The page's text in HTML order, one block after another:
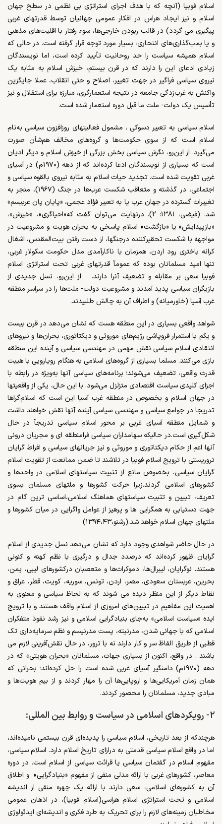
اسلام فوبیا (آنچه که با هدف اجرای استراتژی بی نظمی در سطح جهان
اسلام و نیز ایجاد هراس در افکار عمومی جهانیان توسط قدرتهای غربی
پیگیری می گردد) در قالب ربودن خارجی‌ها، سوء رفتار با اقلیت‌های مذهبی
و یا بمب‌گذاری‌های انتحاری، بسیار مورد توجه قرار گرفته ‌است. در حالی که
اسلام همیشه سیاست را حد روحانیت تأیید کرده است، اما نویسندگان
زیادی ادعای این را دارند که در قرن بیستم، خیزش اسلام به ‌مثابه‌ یک
نیروی سیاسی فراگیر در جهت تغییر، اصلاح و حتی انقلاب، عملا جایگزین
واکنش به غرب‌زدگی جامعه در نتیجه‌ استعمارگری، مبارزه برای استقلال و نیز
تأسیس یک دولت- ملت ما قبل دوره‌ استعمار شده است.
اسلام سیاسی به تعبیر دسوکی ، مشمول فعالیتهای روزافزون سیاسی به‌نام
اسلام است که از سوی حکومت‌ها و گروه‌های مخالف هم‌شأن صورت
می‌گیرد. از این‌رو، نگرش سیاسی بخش بزرگی از خیزش اسلام و دیگر ادیان
است که بسیاری از نویسندگان ادعا کرده‌اند که از دهه‌ (۱۹۷۰م) در آسیای
غربی تقویت شده است. تجدید حیات اسلام به‌ مثابه‌ نیروی بالقوه سیاسی و
اجتماعی، در گذشته و متعاقب شکست عرب‌ها در جنگ (۱۹۶۷)، منجر به
تغییرات گسترده در جهان عرب یا به تعبیر فؤاد عجمی، «پایان پان عربیسم»
شد. (فیضی، ۱۳۸۱: ۲). درنهایت می‌توان گفت که«احیاگری»، ‌«خیزش»،
«بازپیدایش» یا «بازگشت» اسلام پاسخی به بحران هویت و مشروعیت در
مواجهه با شکست تحقیرکننده درجنگها، از دست رفتن بیت‌المقدس، اشغال
کرانه باختری رود اردن، همزمان با ناکارآمدی مدل حکومت سکولار غربی،
تنها امید مسلمانان بوده که عمومآ قدرتهای غربی تحت استراتژی اسلام
فوبیا سعی بر مقابله و تضعیف آنرا دارند. از این‌رو، نسل جدیدی از
بازیگران سیاسی پدید آمدند و مشروعیت دولت- ملت‌ها را در سراسر منطقه
غرب آسیا (خاورمیانه) و اطراف آن به چالش طلبیدند.
شواهد واقعی بسیاری در این منطقه هست که نشان می‌دهد در قرن بیست‌
و ‌یکم با استمرار فروپاشی رژیم‌های موروثی و دیکتاتوری، بحران‌ها و نیروهای
انتقادی اسلام سیاسی نقش مهمی در مهندسی سیاسی و آینده‌ این منطقه
بازی می‌کنند. مسلما بسیاری از گروه‌های اسلامی به هنگام رویارویی با هیبت
قدرت واقعی، تضعیف می‌شوند؛ برنامه‌های سیاسی‌ آنها به‌ویژه در رابطه با
اجزای کلیدی سیاست اقتصادی متزلزل می‌شود. با این حال، ‌یکی از واقعیتها
در جهان اسلام و بخصوص در منطقه غرب آسیا این است که اسلام‌گراها
تدریجا در جوامع سیاسی و مهندسی سیاسی آینده آنها نقش خواهند داشت
و شمایل منطقه آسیای غربی‌ بر محور اسلام سیاسی تدریجآ در حال
شکل‌گیری است.در حالیکه سهامداران سیاسی فرامنطقه ای و مجریان درونی
آنها اعم از حکام دیکتاتوری و موروثی و نیز جریانهای سیاسی و افراط گرایان
تروریستی با ترویج اسلام فوبیا در تلاشند تا ضمن ممانعت از تقویت اسلام
گرایان سیاسی، بخصوص مانع از تثبیت سیاستهای اسلامی در واحدها و
کشورهای اسلامی گردند.زیرا حرکت کشورها و ملتهای مسلمان بسوی
تعریف، تبیین و تثبیت سیاستهای هماهنگ اسلامی،اساسی ترین گام در
جهت دستیابی به همگرایی ها و پرهیز از عوامل واگرایی در میان کشورها و
ملتهای جهان اسلام خواهد شد.(رشنو،۱۳۹۴،۴۳)
در حال حاضر شواهدی وجود دارد که نشان می‌دهد نسل جدیدی از اسلام
گرایان ظهور کرده‌اند که درصدد جدال و درگیری با نظم کهنه و کنونی‌
هستند. نوگرایان، لیبرال‌ها، دموکرات‌ها و متعصبان درکشورهای لیبی، ‌یمن،
بحرین، عربستان سعودی، مصر، اردن، تونس، سوریه، کویت، قطر، عراق و
نقاط دیگر از این منظر دیده می شوند که به لحاظ سیاسی و معنوی به
اهمیت این مفاهیم در تبیین‌های امروزی از اسلام واقف هستند و با ترویج
ایده «سیاست اسلامی» به‌جای بنیادگرایی اسلامی و نیز رشد نفوذ متفکران
اسلامی که با جهانی شدن، مدرنیته، پست مدرنیسم و نظم سرمایه‌داری تک
قطبی از طریق الفاظ سر و کار دارند نه با ترور، در حال نقش‌آفرینی لازم‌ می
باشند . در واقع، اکنون از بسیاری جهات، مسلمانان «بحران هویتی» که در
دهه‌ (۱۹۷۰م) دامنگیر آسیای غربی شده است را حل کرده‌اند؛ بحرانی که
همان زمان آمریکایی‌ها و اروپایی‌ها آن را مهار کردند و از بیم هویت‌ها و
مبادی جدید، مسلمانان را محصور کردند.
۲- رویکردهای اسلامی در سیاست و روابط بین المللی:
هرچندکه از بعد تاریخی، اسلام سیاسی را پدیده‌ای قرن بیستمی نامیده‌اند،
اما در واقع اسلام سیاسی قدمتی به درازای تاریخ اسلام دارد. اسلام سیاسی،
مفهوم اسلام در گفتمان سیاسی یا قرائت سیاسی از اسلام است. در دوره
معاصر، کشورهای غربی با ارائه مدلی منفی از مفهوم «بنیادگرایی» و اطلاق
آن به کشورهای اسلامی، سعی دارند با ارائه‌ یک چهره‌ منفی از اندیشه‌
اسلامی و تحت استراتژی اسلام هراسی(اسلام فوبیا)، در اذهان عمومی
مخاطبان زمینه‌های لازم را برای تحریک به طرد فکری و اندیشه‌ای ایدئولوژی